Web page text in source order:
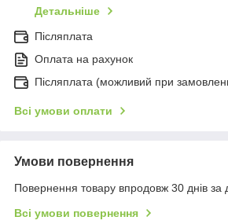
Детальніше
Післяплата
Оплата на рахунок
Післяплата (можливий при
Всі умови оплати
Умови повернення
Повернення товару впродовж 30 днів за
Всі умови повернення